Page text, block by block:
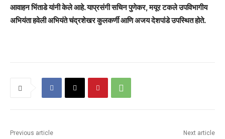
आवाहन भिंताडे यांनी केले आहे. याप्रसंगी सचिन पुणेकर, मयूर टकले उपविभागीय
अभियंता हवेली अभियंते चंद्रशेखर कुलकर्णी आणि अजय देशपांडे उपस्थित होते.
Previous article Next article